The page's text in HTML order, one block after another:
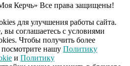
Керчь» Все права защищены!
для улучшения работы сайта.
вы соглашаетесь с условиями
Чтобы получить более
нашу Политику
и Политику